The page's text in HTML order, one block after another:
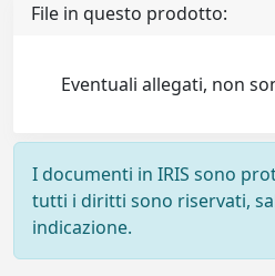
File in questo prodotto:
Eventuali allegati, non
I documenti in IRIS sono
tutti i diritti sono riservati,
indicazione.